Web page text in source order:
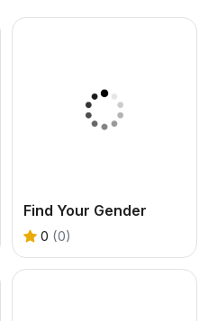
Find Your Gender
0 (0)